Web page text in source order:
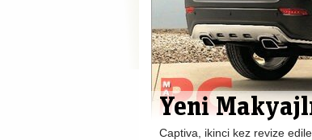
Yeni
Captiva, ikinci kez revize